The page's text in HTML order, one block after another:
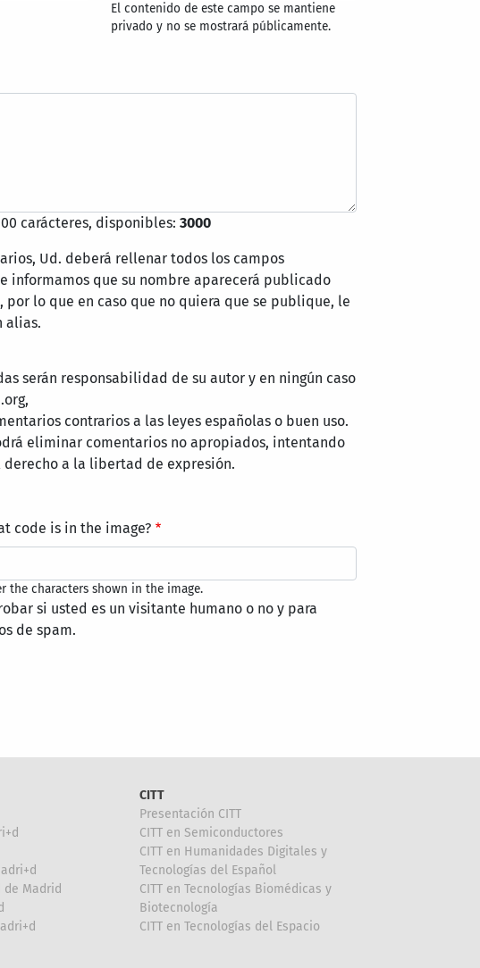
El contenido de este campo se mantiene
privado y no se mostrará públicamente.
carácteres, disponibles:3000
Ud. deberá rellenar todos los campos
informamos que su nombre aparecerá publicado
por lo que en caso que no quiera que se publique, le
alias.
serán responsabilidad de su autor y en ningún caso
contrarios a las leyes españolas o buen uso.
eliminar comentarios no apropiados, intentando
a la libertad de expresión.
code is in the image?
the characters shown in the image.
si usted es un visitante humano o no y para
de spam.
de Madrid
CITT
Presentación CITT
CITT en Semiconductores
CITT en Humanidades Digitales y
Tecnologías del Español
CITT en Tecnologías Biomédicas y
Biotecnología
CITT en Tecnologías del Espacio